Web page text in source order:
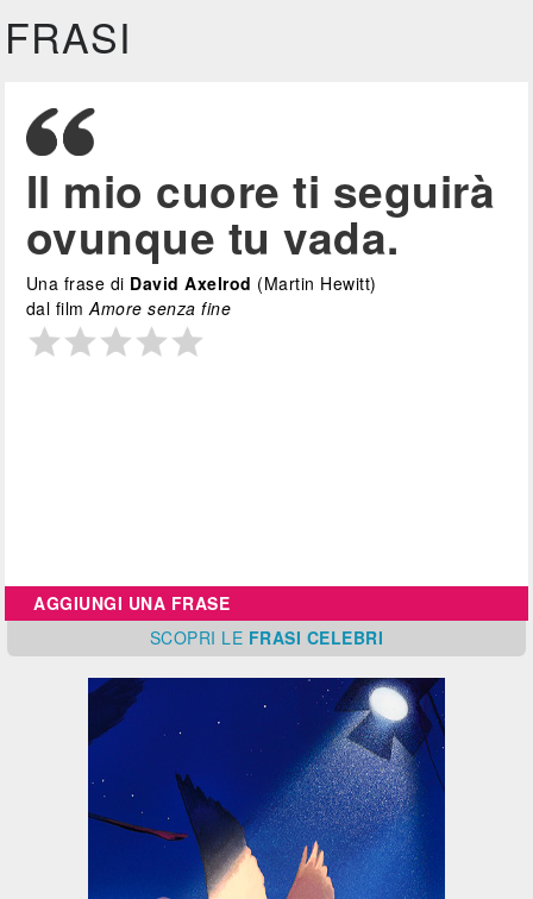
FRASI
Il mio cuore ti seguirà
ovunque tu vada.
Una frase di David Axelrod (Martin Hewitt)
dal filmAmore senza fine
AGGIUNGI UNA FRASE
SCOPRI LE FRASI CELEBRI